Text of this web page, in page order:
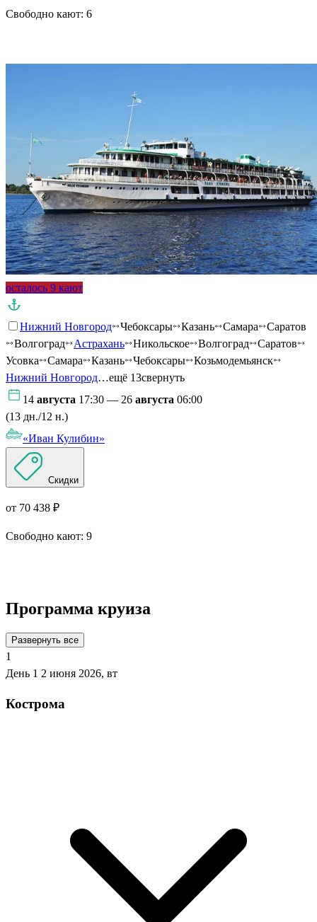
Свободно кают: 6
осталось 9 кают
Нижний Новгород Чебоксары Казань Самара
Саратов
Волгоград
Астрахань Никольское Волгоград
Саратов
Усовка
Самара Казань Чебоксары
Козьмодемьянск
Нижний Новгород…ещё 13свернуть
14 августа 17:30 — 26 августа 06:00
(13 дн./12 н.)
«Иван Кулибин»
Скидки
от 70 438 ₽
Свободно кают: 9
Программа круиза
Развернуть все
1
День 1 2 июня 2026, вт
Кострома